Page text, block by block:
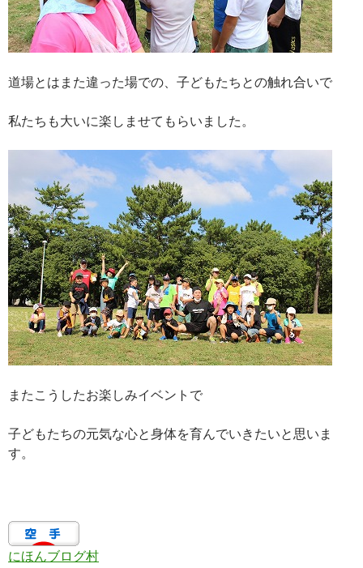
道場とはまた違った場での、子どもたちとの触れ合いで
私たちも大いに楽しませてもらいました。
またこうしたお楽しみイベントで
子どもたちの元気な心と身体を育んでいきたいと思いま
す。
にほんブログ村